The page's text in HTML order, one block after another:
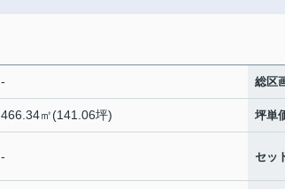
- 総区
466.34㎡(141.06坪) 坪単
- セッ